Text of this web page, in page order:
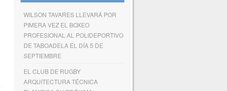
WILSON TAVARES LLEVARÁ POR
PIMERA VEZ EL BOXEO
PROFESIONAL AL POLIDEPORTIVO
DE TABOADELA EL DÍA 5 DE
SEPTIEMBRE
EL CLUB DE RUGBY
ARQUITECTURA TÉCNICA